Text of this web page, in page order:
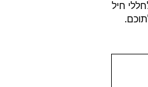
חיל
לתוכם.